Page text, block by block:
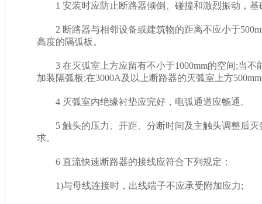
1 安装时应防止断路器倾倒、碰撞和激烈振动，
2 断路器与相邻设备或建筑物的距离不应小于
高度的隔弧板。
3 在灭弧室上方应留有不小于1000mm的空间;当不能
加装隔弧板;在3000A及以上断路器的灭弧室上方500mm
4 灭弧室内绝缘衬垫应完好，电弧通道应畅通。
5 触头的压力、开距、分断时间及主触头调整
求。
6 直流快速断路器的接线应符合下列规定：
1)与母线连接时，出线端子不应承受附加应力;